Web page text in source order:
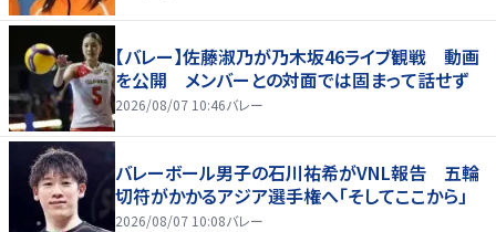
【バレー】佐藤淑乃が乃木坂46ライブ観戦 動画
を公開 メンバーとの対面では固まって話せず
2026/08/07 10:46バレー
バレーボール男子の石川祐希がVNL報告 五輪
切符がかかるアジア選手権へ「そしてここから」
2026/08/07 10:08バレー